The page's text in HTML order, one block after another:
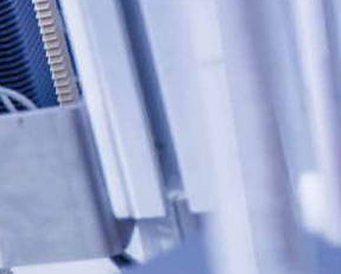
Русский
Español
Português
日语